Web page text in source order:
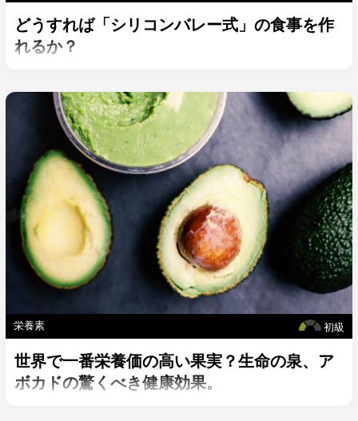
どうすれば「シリコンバレー式」の食事を作
れるか？
初級
栄養素
世界で一番栄養価の高い果実？生命の泉、ア
ボカドの驚くべき健康効果。